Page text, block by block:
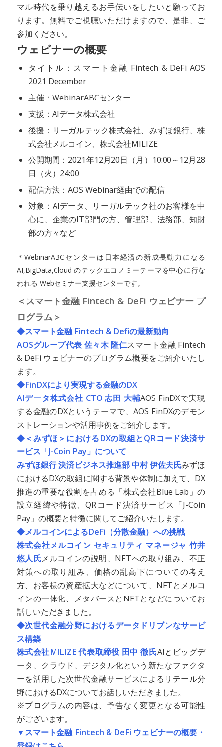
マル時代を乗り越えるお手伝いをしたいと願ってお
ります。無料でご視聴いただけますので、是非、ご
参加ください。
ウェビナーの概要
タイトル：スマート金融 Fintech & DeFi AOS
2021 December
主催：WebinarABCセンター
支援：AIデータ株式会社
後援：リーガルテック株式会社、みずほ銀行、株
式会社メルコイン、株式会社MILIZE
公開期間：2021年12月20日（月）10:00～12月28
日（火）24:00
配信方法：AOS Webinar経由での配信
対象：AIデータ、リーガルテック社のお客様を中
心に、企業のIT部門の方、管理部、法務部、知財
部の方々など
＊WebinarABCセンターは日本経済の新成長動力になる
AI,BigData,Cloud のテックエコノミーテーマを中心に行な
われる Webセミナー支援センターです。
＜スマート金融 Fintech & DeFi ウェビナー プ
ログラム＞
◆スマート金融 Fintech & Defiの最新動向
AOSグループ代表 佐々木 隆仁スマート金融 Fintech
& DeFi ウェビナーのプログラム概要をご紹介いたし
ます。
◆FinDXにより実現する金融のDX
AIデータ株式会社 CTO 志田 大輔AOS FinDXで実現
する金融のDXというテーマで、AOS FinDXのデモン
ストレーションや活用事例をご紹介します。
◆＜みずほ＞におけるDXの取組とQRコード決済サ
ービス「J-Coin Pay」について
みずほ銀行 決済ビジネス推進部 中村 伊佐夫氏みずほ
におけるDXの取組に関する背景や体制に加えて、DX
推進の重要な役割を占める「株式会社Blue Lab」の
設立経緯や特徴、QRコード決済サービス「J-Coin
Pay」の概要と特徴に関してご紹介いたします。
◆メルコインによるDeFi（分散金融）への挑戦
株式会社メルコイン セキュリティ マネージャ 竹井
悠人氏メルコインの説明、NFTへの取り組み、不正
対策への取り組み、価格の乱高下についての考え
方、お客様の資産拡大などについて、NFTとメルコ
インの一体化、メタバースとNFTとなどについてお
話しいただきました。
◆次世代金融分野におけるデータドリブンなサービ
ス構築
株式会社MILIZE 代表取締役 田中 徹氏AIとビッグデ
ータ、クラウド、デジタル化という新たなファクタ
ーを活用した次世代金融サービスによるリテール分
野におけるDXについてお話しいただきました。
※プログラムの内容は、予告なく変更となる可能性
がございます。
▼スマート金融 Fintech & DeFi ウェビナーの概要・